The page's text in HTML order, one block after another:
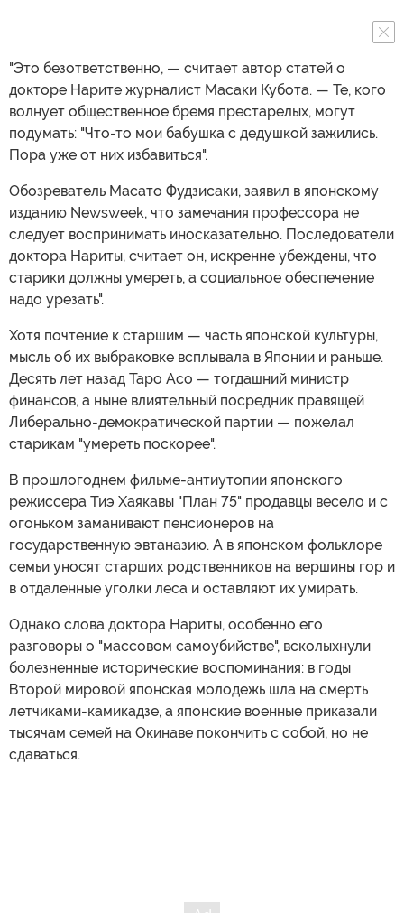
"Это безответственно, — считает автор статей о
докторе Нарите журналист Масаки Кубота. — Те, кого
волнует общественное бремя престарелых, могут
подумать: "Что-то мои бабушка с дедушкой зажились.
Пора уже от них избавиться".
Обозреватель Масато Фудзисаки, заявил в японскому
изданию Newsweek, что замечания профессора не
следует воспринимать иносказательно. Последователи
доктора Нариты, считает он, искренне убеждены, что
старики должны умереть, а социальное обеспечение
надо урезать".
Хотя почтение к старшим — часть японской культуры,
мысль об их выбраковке всплывала в Японии и раньше.
Десять лет назад Таро Асо — тогдашний министр
финансов, а ныне влиятельный посредник правящей
Либерально-демократической партии — пожелал
старикам "умереть поскорее".
В прошлогоднем фильме-антиутопии японского
режиссера Тиэ Хаякавы "План 75" продавцы весело и с
огоньком заманивают пенсионеров на
государственную эвтаназию. А в японском фольклоре
семьи уносят старших родственников на вершины гор и
в отдаленные уголки леса и оставляют их умирать.
Однако слова доктора Нариты, особенно его
разговоры о "массовом самоубийстве", всколыхнули
болезненные исторические воспоминания: в годы
Второй мировой японская молодежь шла на смерть
летчиками-камикадзе, а японские военные приказали
тысячам семей на Окинаве покончить с собой, но не
сдаваться.